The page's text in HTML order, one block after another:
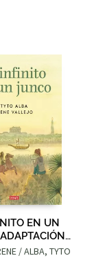
EN UN
/ ALBA, TYTO